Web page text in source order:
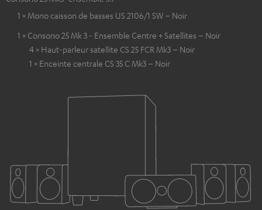
1 × Mono caisson de basses US 2106/1 SW – Noir
1 × Consono 25 Mk 3 - Ensemble Centre + Satellites – Noir
4 × Haut-parleur satellite CS 25 FCR Mk3 – Noir
1 × Enceinte centrale CS 35 C Mk3 – Noir